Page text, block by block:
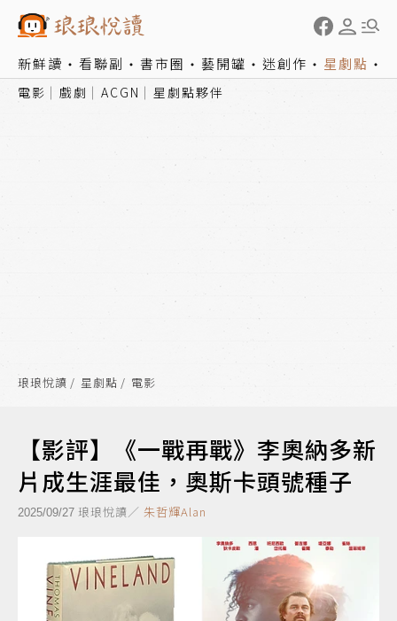
新鮮讀 看聯副 書市圈 藝開罐 迷創作 星劇點
電影 戲劇 ACGN 星劇點夥伴
琅琅悅讀 星劇點 電影
【影評】《一戰再戰》李奧納多新
片成生涯最佳，奧斯卡頭號種子
2025/09/27 琅琅悅讀／ 朱哲輝Alan